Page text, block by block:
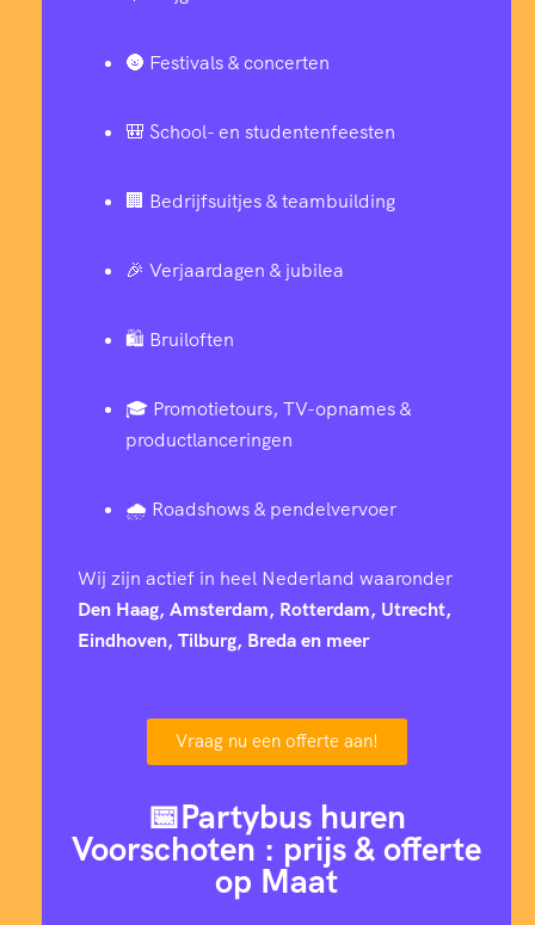
🌚 Festivals & concerten
🎒 School- en studentenfeesten
🏢 Bedrijfsuitjes & teambuilding
🎉 Verjaardagen & jubilea
🛍️ Bruiloften
🎓 Promotietours, TV-opnames &
productlanceringen
🌧️ Roadshows & pendelvervoer
Wij zijn actief in heel Nederland waaronder
Den Haag, Amsterdam, Rotterdam, Utrecht,
Eindhoven, Tilburg, Breda en meer
Vraag nu een offerte aan!
📅Partybus huren
Voorschoten : prijs & offerte
op Maat